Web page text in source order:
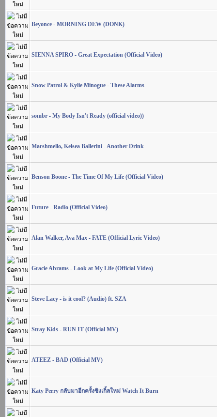
Beyonce - MORNING DEW (DONK)
SIENNA SPIRO - Great Expectation (Official Video)
Snow Patrol & Kylie Minogue - These Alarms
sombr - My Body Isn't Ready (official video))
Marshmello, Kelsea Ballerini - Another Drink
Benson Boone - The Time Of My Life (Official Video)
Future - Radio (Official Video)
Alan Walker, Ava Max - FATE (Official Lyric Video)
Gracie Abrams - Look at My Life (Official Video)
Steve Lacy - is it cool? (Audio) ft. SZA
Stray Kids - RUN IT (Official MV)
ATEEZ - BAD (Official MV)
Katy Perry กลับมาอีกครั้งซิงเกิ้ลใหม่ Watch It Burn